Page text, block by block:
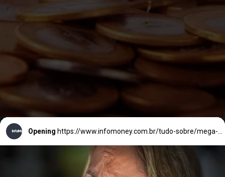
Opening https://www.infomoney.com.br/tudo-sobre/mega-da-virada/